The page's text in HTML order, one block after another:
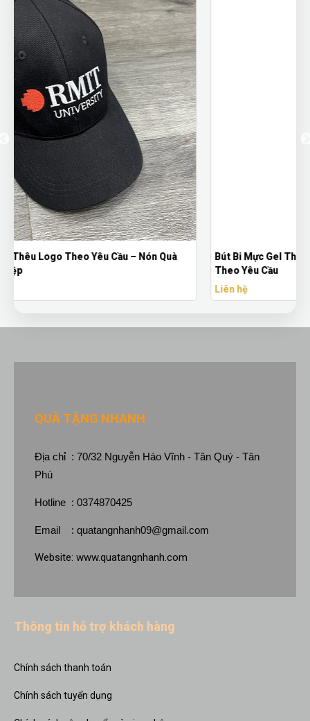
Bút Bi Mực Gel Thiên Long Có Nắp Đậy - Bút Bi In Logo
QUÀ TẶNG NHANH
Địa chỉ : 70/32 Nguyễn Háo Vĩnh - Tân Quý - Tân
Phú
Hotline : 0374870425
Email : quatangnhanh09@gmail.com
Website: www.quatangnhanh.com
Thông tin hỗ trợ khách hàng
Chính sách thanh toán
Chính sách tuyển dụng